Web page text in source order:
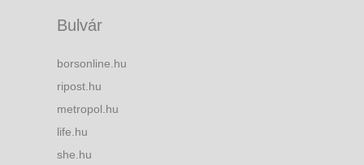
Bulvár
borsonline.hu
ripost.hu
metropol.hu
life.hu
she.hu